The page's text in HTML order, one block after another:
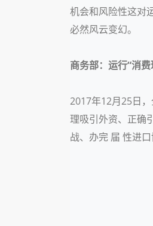
机会和风险性这对
必然风云变幻。
商务部：运行“消
2017年12月25日
理吸引外资、正确
战、办完 届 性进口